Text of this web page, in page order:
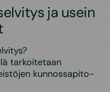
ja usein
tarkoitetaan
kunnossapito-